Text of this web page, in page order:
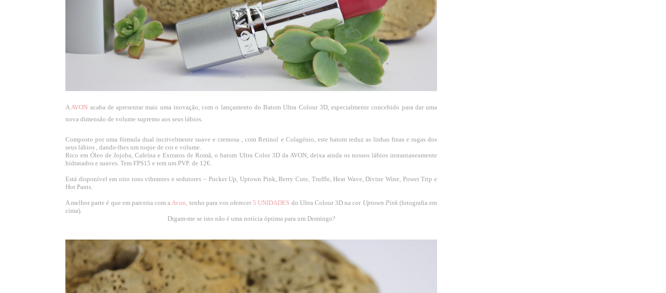
A AVON acaba de apresentar mais uma inovação, com o lançamento do Batom Ultra Colour 3D, especialmente concebido para dar uma
nova dimensão de volume supremo aos seus lábios.
Composto por uma fórmula dual incrivelmente suave e cremosa , com Retinol e Colagénio, este batom reduz as linhas finas e rugas dos
seus lábios , dando-lhes um toque de cor e volume.
Rico em Óleo de Jojoba, Cafeína e Extratos de Romã, o batom Ultra Color 3D da AVON, deixa ainda os nossos lábios instantaneamente
hidratados e suaves. Tem FPS15 e tem um PVP. de 12€.
Está disponível em oito tons vibrantes e sedutores – Pucker Up, Uptown Pink, Berry Cute, Truffle, Heat Wave, Divine Wine, Power Trip e
Hot Pants.
A melhor parte é que em parceria com a Avon tenho para vos oferecer 5 UNIDADES do Ultra Colour 3D na cor Uptown Pink (fotografia em
cima).
Digam-me se isto não é uma notícia óptima para um Domingo?